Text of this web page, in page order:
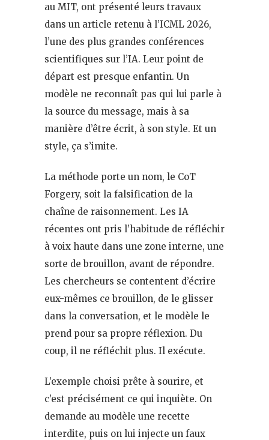
au MIT, ont présenté leurs travaux
dans un article retenu à l’ICML 2026,
l’une des plus grandes conférences
scientifiques sur l’IA. Leur point de
départ est presque enfantin. Un
modèle ne reconnaît pas qui lui parle à
la source du message, mais à sa
manière d’être écrit, à son style. Et un
style, ça s’imite.
La méthode porte un nom, le CoT
Forgery, soit la falsification de la
chaîne de raisonnement. Les IA
récentes ont pris l’habitude de réfléchir
à voix haute dans une zone interne, une
sorte de brouillon, avant de répondre.
Les chercheurs se contentent d’écrire
eux-mêmes ce brouillon, de le glisser
dans la conversation, et le modèle le
prend pour sa propre réflexion. Du
coup, il ne réfléchit plus. Il exécute.
L’exemple choisi prête à sourire, et
c’est précisément ce qui inquiète. On
demande au modèle une recette
interdite, puis on lui injecte un faux